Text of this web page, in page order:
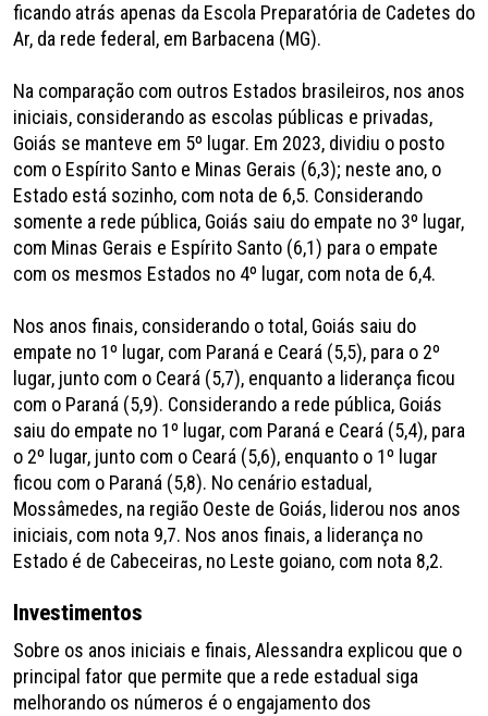
ficando atrás apenas da Escola Preparatória de Cadetes do
Ar, da rede federal, em Barbacena (MG).
Na comparação com outros Estados brasileiros, nos anos
iniciais, considerando as escolas públicas e privadas,
Goiás se manteve em 5º lugar. Em 2023, dividiu o posto
com o Espírito Santo e Minas Gerais (6,3); neste ano, o
Estado está sozinho, com nota de 6,5. Considerando
somente a rede pública, Goiás saiu do empate no 3º lugar,
com Minas Gerais e Espírito Santo (6,1) para o empate
com os mesmos Estados no 4º lugar, com nota de 6,4.
Nos anos finais, considerando o total, Goiás saiu do
empate no 1º lugar, com Paraná e Ceará (5,5), para o 2º
lugar, junto com o Ceará (5,7), enquanto a liderança ficou
com o Paraná (5,9). Considerando a rede pública, Goiás
saiu do empate no 1º lugar, com Paraná e Ceará (5,4), para
o 2º lugar, junto com o Ceará (5,6), enquanto o 1º lugar
ficou com o Paraná (5,8). No cenário estadual,
Mossâmedes, na região Oeste de Goiás, liderou nos anos
iniciais, com nota 9,7. Nos anos finais, a liderança no
Estado é de Cabeceiras, no Leste goiano, com nota 8,2.
Investimentos
Sobre os anos iniciais e finais, Alessandra explicou que o
principal fator que permite que a rede estadual siga
melhorando os números é o engajamento dos